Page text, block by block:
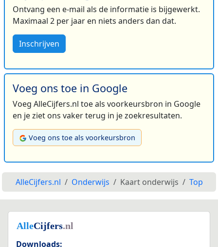
Ontvang een e-mail als de informatie is bijgewerkt.
Maximaal 2 per jaar en niets anders dan dat.
Inschrijven
Voeg ons toe in Google
Voeg AlleCijfers.nl toe als voorkeursbron in Google
en je ziet ons vaker terug in je zoekresultaten.
Voeg ons toe als voorkeursbron
AlleCijfers.nl Onderwijs Kaart onderwijs Top
Downloads: